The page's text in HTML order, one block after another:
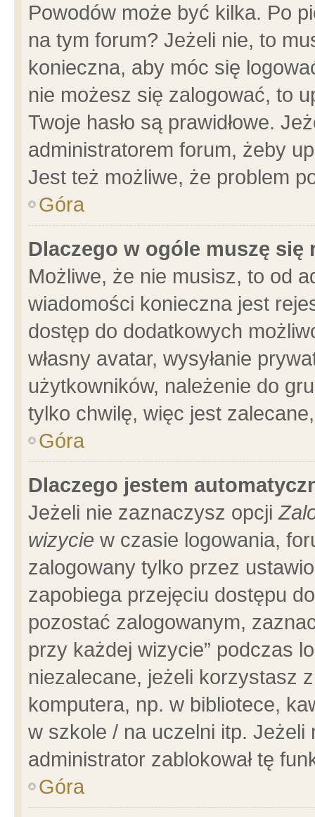
Powodów może być kilka. Po
na tym forum? Jeżeli nie, to
konieczna, aby móc się
nie możesz się zalogować, to
Twoje hasło są prawidłowe.
administratorem forum, żeby
Jest też możliwe, że problem
Góra
Dlaczego w ogóle muszę się
Możliwe, że nie musisz, to od
wiadomości konieczna jest
dostęp do dodatkowych
własny avatar, wysyłanie
użytkowników, należenie do
tylko chwilę, więc jest
Góra
Dlaczego jestem
Jeżeli nie zaznaczysz opcji
wizycie w czasie logowania,
zalogowany tylko przez
zapobiega przejęciu dostępu
pozostać zalogowanym,
przy każdej wizycie” podczas
niezalecane, jeżeli korzystasz
komputera, np. w bibliotece,
w szkole / na uczelni itp.
administrator zablokował tę
Góra